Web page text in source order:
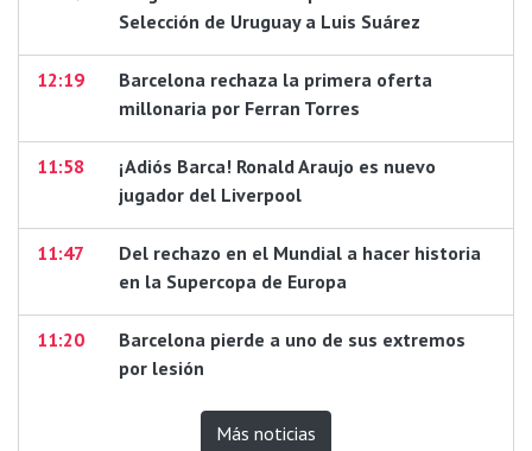
Selección de Uruguay a Luis Suárez
12:19
Barcelona rechaza la primera oferta
millonaria por Ferran Torres
11:58
¡Adiós Barca! Ronald Araujo es nuevo
jugador del Liverpool
11:47
Del rechazo en el Mundial a hacer historia
en la Supercopa de Europa
11:20
Barcelona pierde a uno de sus extremos
por lesión
Más noticias